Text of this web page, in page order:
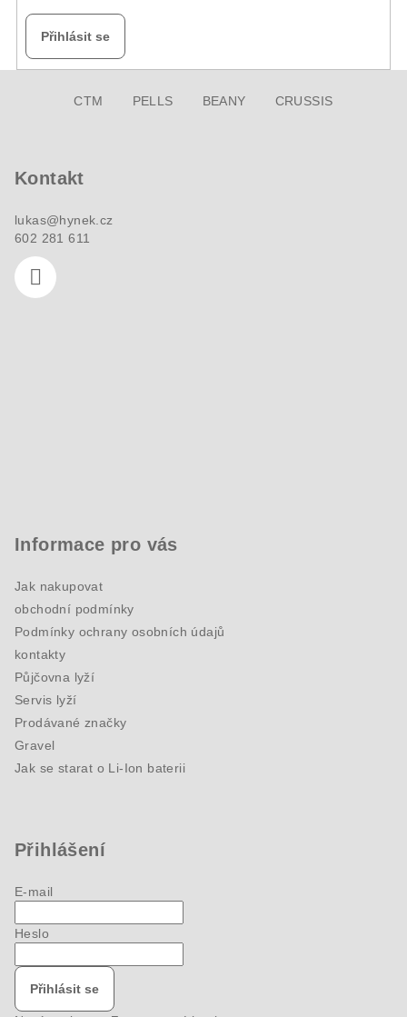
Přihlásit se
CTM PELLS BEANY CRUSSIS
Kontakt
lukas@hynek.cz
602 281 611
Informace pro vás
Jak nakupovat
obchodní podmínky
Podmínky ochrany osobních údajů
kontakty
Půjčovna lyží
Servis lyží
Prodávané značky
Gravel
Jak se starat o Li-Ion baterii
Přihlášení
E-mail
Heslo
Přihlásit se